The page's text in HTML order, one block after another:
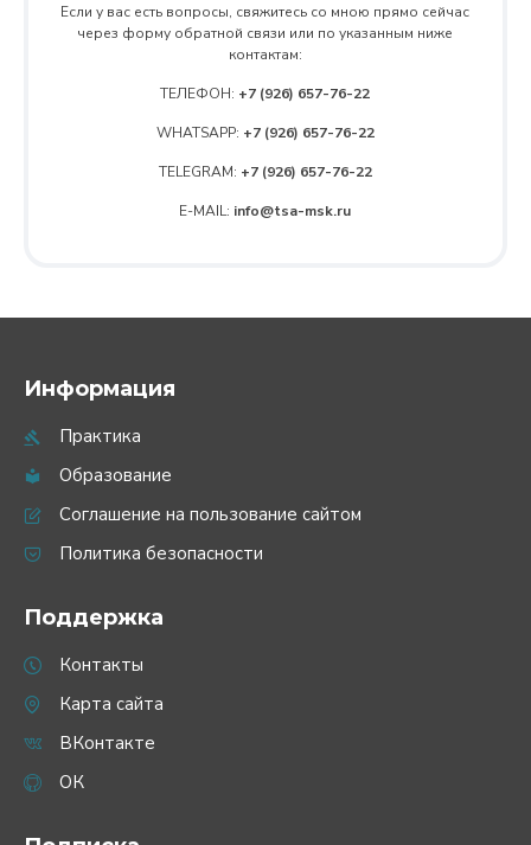
Если у вас есть вопросы, свяжитесь со мною прямо сейчас
через форму обратной связи или по указанным ниже
контактам:
ТЕЛЕФОН: +7 (926) 657-76-22
WHATSAPP: +7 (926) 657-76-22
TELEGRAM: +7 (926) 657-76-22
E-MAIL: info@tsa-msk.ru
Информация
Практика
Образование
Соглашение на пользование сайтом
Политика безопасности
Поддержка
Контакты
Карта сайта
ВКонтакте
ОК